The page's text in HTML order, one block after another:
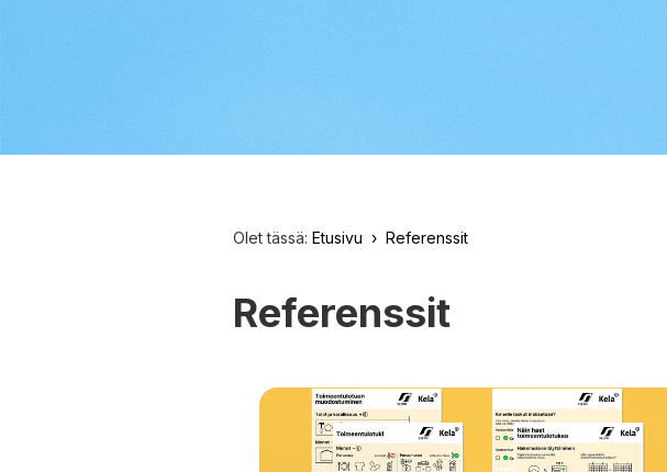
Olet tässä: Etusivu Referenssit
Referenssit